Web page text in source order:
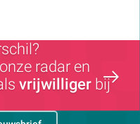
radar en
vrijwilliger bij